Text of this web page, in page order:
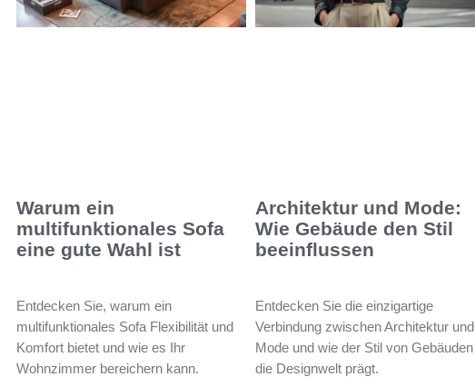
Warum ein
multifunktionales Sofa
eine gute Wahl ist
Entdecken Sie, warum ein
multifunktionales Sofa Flexibilität und
Komfort bietet und wie es Ihr
Wohnzimmer bereichern kann.
Architektur und Mode:
Wie Gebäude den Stil
beeinflussen
Entdecken Sie die einzigartige
Verbindung zwischen Architektur und
Mode und wie der Stil von Gebäuden
die Designwelt prägt.